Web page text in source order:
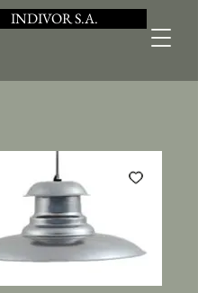
INDIVOR S.A.